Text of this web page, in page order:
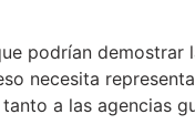
podrían
necesita
a las agencias